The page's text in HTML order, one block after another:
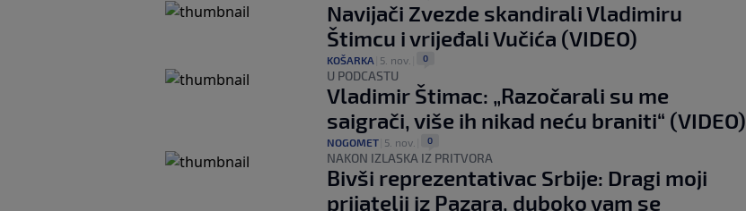
Navijači Zvezde skandirali Vladimiru
Štimcu i vrijeđali Vučića (VIDEO)
KOŠARKA 5. nov. 0
U PODCASTU
Vladimir Štimac: „Razočarali su me
saigrači, više ih nikad neću braniti“ (VIDEO)
NOGOMET 5. nov. 0
NAKON IZLASKA IZ PRITVORA
Bivši reprezentativac Srbije: Dragi moji
prijatelji iz Pazara, duboko vam se